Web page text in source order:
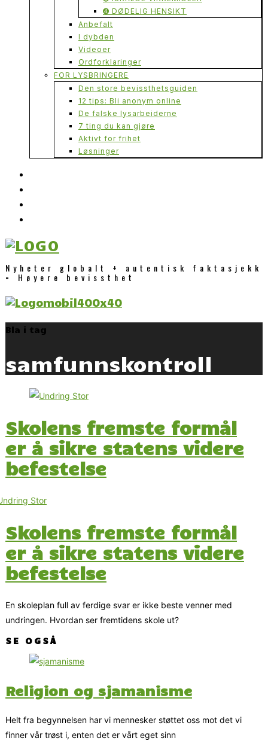
➍ DØDELIG HENSIKT
Anbefalt
I dybden
Videoer
Ordforklaringer
FOR LYSBRINGERE
Den store bevissthetsguiden
12 tips: Bli anonym online
De falske lysarbeiderne
7 ting du kan gjøre
Aktivt for frihet
Løsninger
Nyheter globalt + autentisk faktasjekk
= Høyere bevissthet
Bla i tag
samfunnskontroll
Skolens fremste formål
er å sikre statens videre
befestelse
Skolens fremste formål
er å sikre statens videre
befestelse
En skoleplan full av ferdige svar er ikke beste venner med
undringen. Hvordan ser fremtidens skole ut?
SE OGSÅ
Religion og sjamanisme
Helt fra begynnelsen har vi mennesker støttet oss mot det vi
finner vår trøst i, enten det er vårt eget sinn